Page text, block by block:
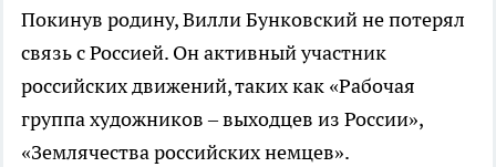
Покинув родину, Вилли Бунковский не потерял
связь с Россией. Он активный участник
российских движений, таких как «Рабочая
группа художников – выходцев из России»,
«Землячества российских немцев».